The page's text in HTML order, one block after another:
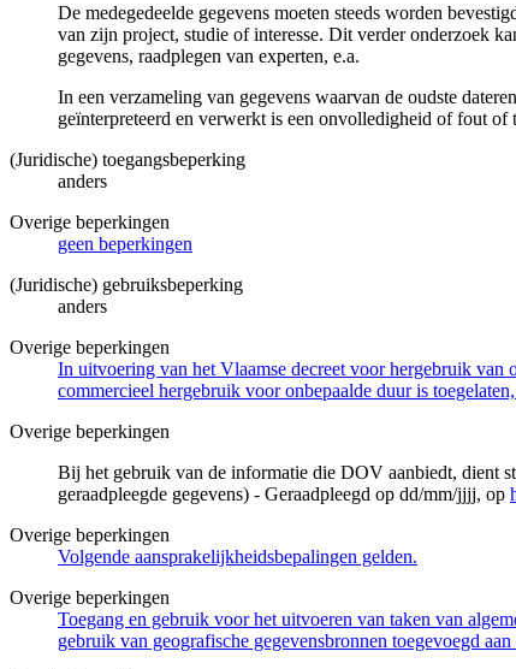
De medegedeelde gegevens moeten steeds worden
van zijn project, studie of interesse. Dit verder onderzoek
gegevens, raadplegen van experten, e.a.
In een verzameling van gegevens waarvan de oudste
geïnterpreteerd en verwerkt is een onvolledigheid of fout of
(Juridische) toegangsbeperking
anders
Overige beperkingen
geen beperkingen
(Juridische) gebruiksbeperking
anders
Overige beperkingen
In uitvoering van het Vlaamse decreet voor hergebruik
commercieel hergebruik voor onbepaalde duur is
Overige beperkingen
Bij het gebruik van de informatie die DOV aanbiedt, dient
geraadpleegde gegevens) - Geraadpleegd op dd/mm/jjjj, op
Overige beperkingen
Volgende aansprakelijkheidsbepalingen gelden.
Overige beperkingen
Toegang en gebruik voor het uitvoeren van taken van
gebruik van geografische gegevensbronnen toegevoegd